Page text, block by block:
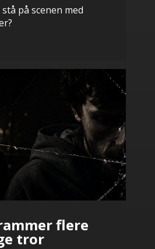
på scenen med
flere
tror